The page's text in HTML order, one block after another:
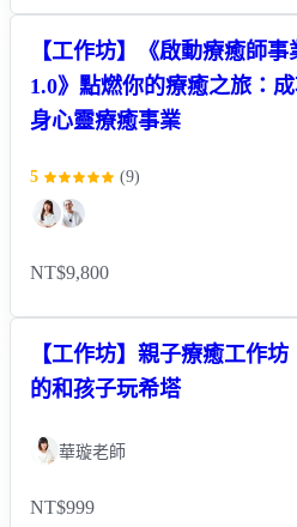
【工作坊】《啟動療癒師
1.0》點燃你的療癒之旅：
身心靈療癒事業
5 (9)
NT$9,800
【工作坊】親子療癒工作
的和孩子玩希塔
華璇老師
NT$999